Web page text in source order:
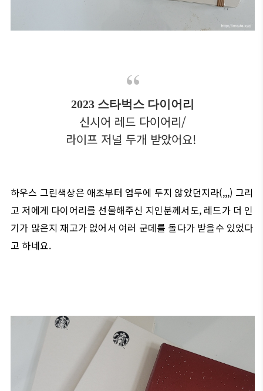
2023 스타벅스 다이어리
신시어 레드 다이어리/
라이프 저널 두개 받았어요!
하우스 그린색상은 애초부터 염두에 두지 않았던지라(,,,) 그리
고 저에게 다이어리를 선물해주신 지인분께서도, 레드가 더 인
기가 많은지 재고가 없어서 여러 군데를 돌다가 받을수 있었다
고 하네요.